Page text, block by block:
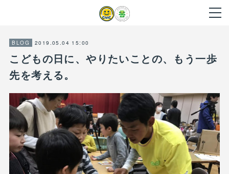
BLOG 2019.05.04 15:00
こどもの日に、やりたいことの、もう一歩
先を考える。